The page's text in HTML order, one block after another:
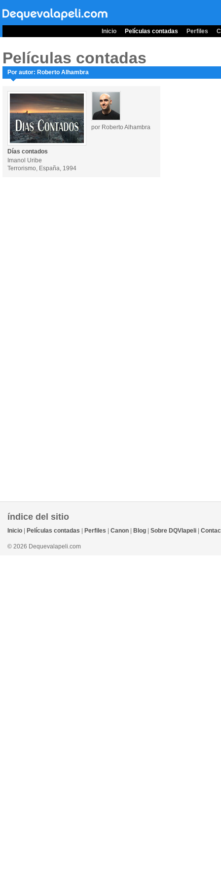
Inicio Películas contadas Perfiles
Películas contadas
Por autor: Roberto Alhambra
por Roberto Alhambra
Días contados
Imanol Uribe
Terrorismo, España, 1994
índice del sitio
Inicio Películas contadas Perfiles Canon Blog Sobre DQVlapeli
© 2026 Dequevalapeli.com